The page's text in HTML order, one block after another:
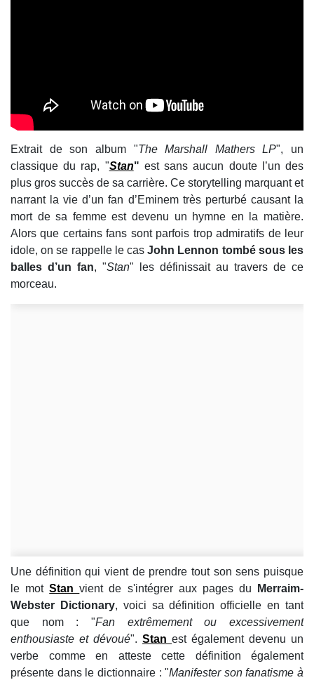
Extrait de son album "The Marshall Mathers LP", un
classique du rap, "Stan" est sans aucun doute l’un des
plus gros succès de sa carrière. Ce storytelling marquant et
narrant la vie d’un fan d’Eminem très perturbé causant la
mort de sa femme est devenu un hymne en la matière.
Alors que certains fans sont parfois trop admiratifs de leur
idole, on se rappelle le cas John Lennon tombé sous les
balles d’un fan, "Stan" les définissait au travers de ce
morceau.
Une définition qui vient de prendre tout son sens puisque
le motStanvient de s'intégrer aux pages du
Merraim-
Webster Dictionary, voici sa définition officielle en tant
que nom : "Fan extrêmement ou excessivement
enthousiaste et dévoué". Stan est également devenu un
verbe comme en atteste cette définition également
présente dans le dictionnaire : "Manifester son fanatisme à